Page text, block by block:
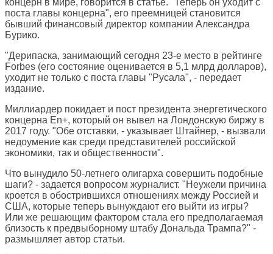
концерн в мире, говорится в статье. "Теперь он уходит с
поста главы концерна", его преемницей становится
бывший финансовый директор компании Александра
Бурико.
"Дерипаска, занимающий сегодня 23-е место в рейтинге
Forbes (его состояние оценивается в 5,1 млрд долларов),
уходит не только с поста главы "Русала", - передает
издание.
Миллиардер покидает и пост президента энергетического
концерна En+, который он вывел на Лондонскую биржу в
2017 году. "Обе отставки, - указывает Штайнер, - вызвали
недоумение как среди представителей российской
экономики, так и общественности".
Что вынудило 50-летнего олигарха совершить подобные
шаги? - задается вопросом журналист. "Неужели причина
кроется в обострившихся отношениях между Россией и
США, которые теперь вынуждают его выйти из игры?
Или же решающим фактором стала его предполагаемая
близость к предвыборному штабу Дональда Трампа?" -
размышляет автор статьи.